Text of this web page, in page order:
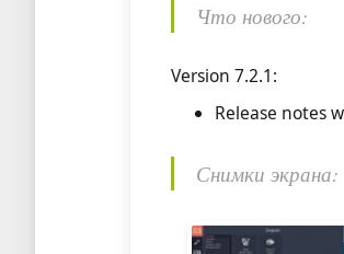
Что нового:
Version 7.2.1:
Release notes
Снимки экрана: